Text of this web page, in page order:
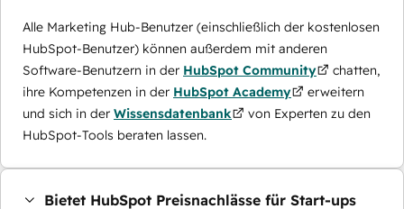
Alle Marketing Hub-Benutzer (einschließlich der kostenlosen
HubSpot-Benutzer) können außerdem mit anderen
Software-Benutzern in der HubSpot Community
chatten,
ihre Kompetenzen in der HubSpot Academy
erweitern
und sich in der Wissensdatenbank
von Experten zu den
HubSpot-Tools beraten lassen.
Bietet HubSpot Preisnachlässe für Start-ups